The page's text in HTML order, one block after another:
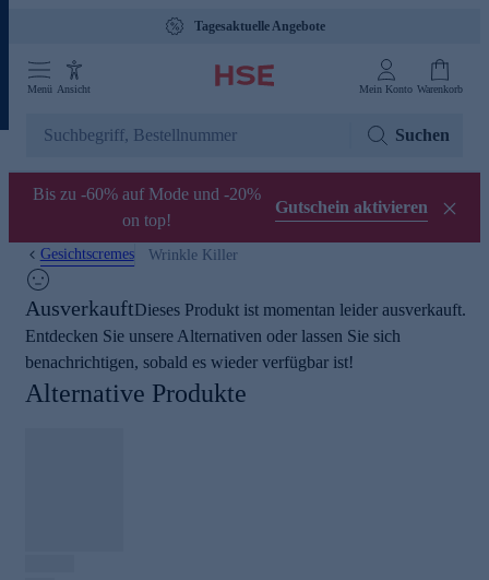
Tagesaktuelle Angebote
Menü Ansicht Mein Konto Warenkorb
Suchen
Bis zu -60% auf Mode und -20%
on top!
Gutschein aktivieren
Gesichtscremes Wrinkle Killer
AusverkauftDieses Produkt ist momentan leider ausverkauft.
Entdecken Sie unsere Alternativen oder lassen Sie sich
benachrichtigen, sobald es wieder verfügbar ist!
Alternative Produkte